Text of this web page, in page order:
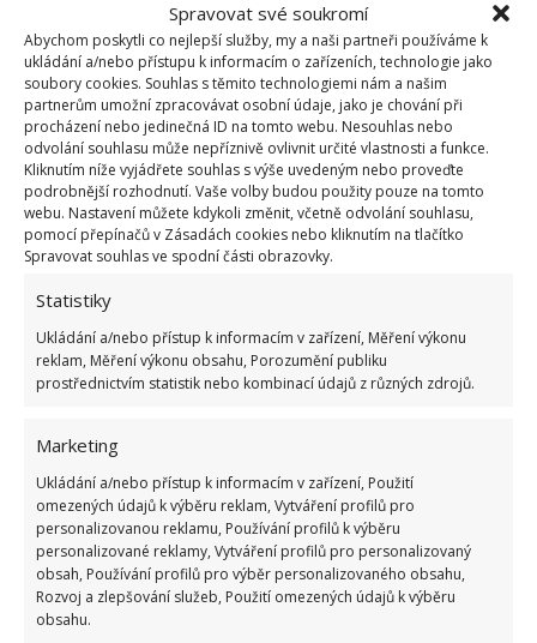
Spravovat své soukromí
Abychom poskytli co nejlepší služby, my a naši partneři používáme k
ukládání a/nebo přístupu k informacím o zařízeních, technologie jako
soubory cookies. Souhlas s těmito technologiemi nám a našim
partnerům umožní zpracovávat osobní údaje, jako je chování při
procházení nebo jedinečná ID na tomto webu. Nesouhlas nebo
odvolání souhlasu může nepříznivě ovlivnit určité vlastnosti a funkce.
Kliknutím níže vyjádřete souhlas s výše uvedeným nebo proveďte
podrobnější rozhodnutí. Vaše volby budou použity pouze na tomto
webu. Nastavení můžete kdykoli změnit, včetně odvolání souhlasu,
pomocí přepínačů v Zásadách cookies nebo kliknutím na tlačítko
Spravovat souhlas ve spodní části obrazovky.
Statistiky
Ukládání a/nebo přístup k informacím v zařízení, Měření výkonu
reklam, Měření výkonu obsahu, Porozumění publiku
prostřednictvím statistik nebo kombinací údajů z různých zdrojů.
Marketing
Ukládání a/nebo přístup k informacím v zařízení, Použití
omezených údajů k výběru reklam, Vytváření profilů pro
personalizovanou reklamu, Používání profilů k výběru
personalizované reklamy, Vytváření profilů pro personalizovaný
obsah, Používání profilů pro výběr personalizovaného obsahu,
Rozvoj a zlepšování služeb, Použití omezených údajů k výběru
obsahu.
obkladů a dlaždic. Někdy se ve spárách dokonce
začne vytvářet i plíseň. I té se dokážete účinně zbavit.
Smíchejte ocet s vodou v poměru 1 : 1 a přidejte
4 lžíce citronové šťávy. Roztok nalijte do
rozprašovače a postříkejte plesnivé spáry. Opět
nechte nějaký čas působit. Nakonec omyjte obklady
či dlažbu čistou vodou a vytřete do sucha. Octem a
jedlou sodou vyčistíte takéskvrny na koberci– o